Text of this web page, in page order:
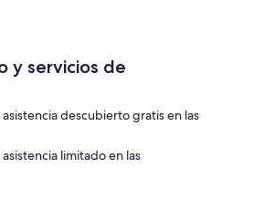
y servicios de
descubierto gratis en las
limitado en las